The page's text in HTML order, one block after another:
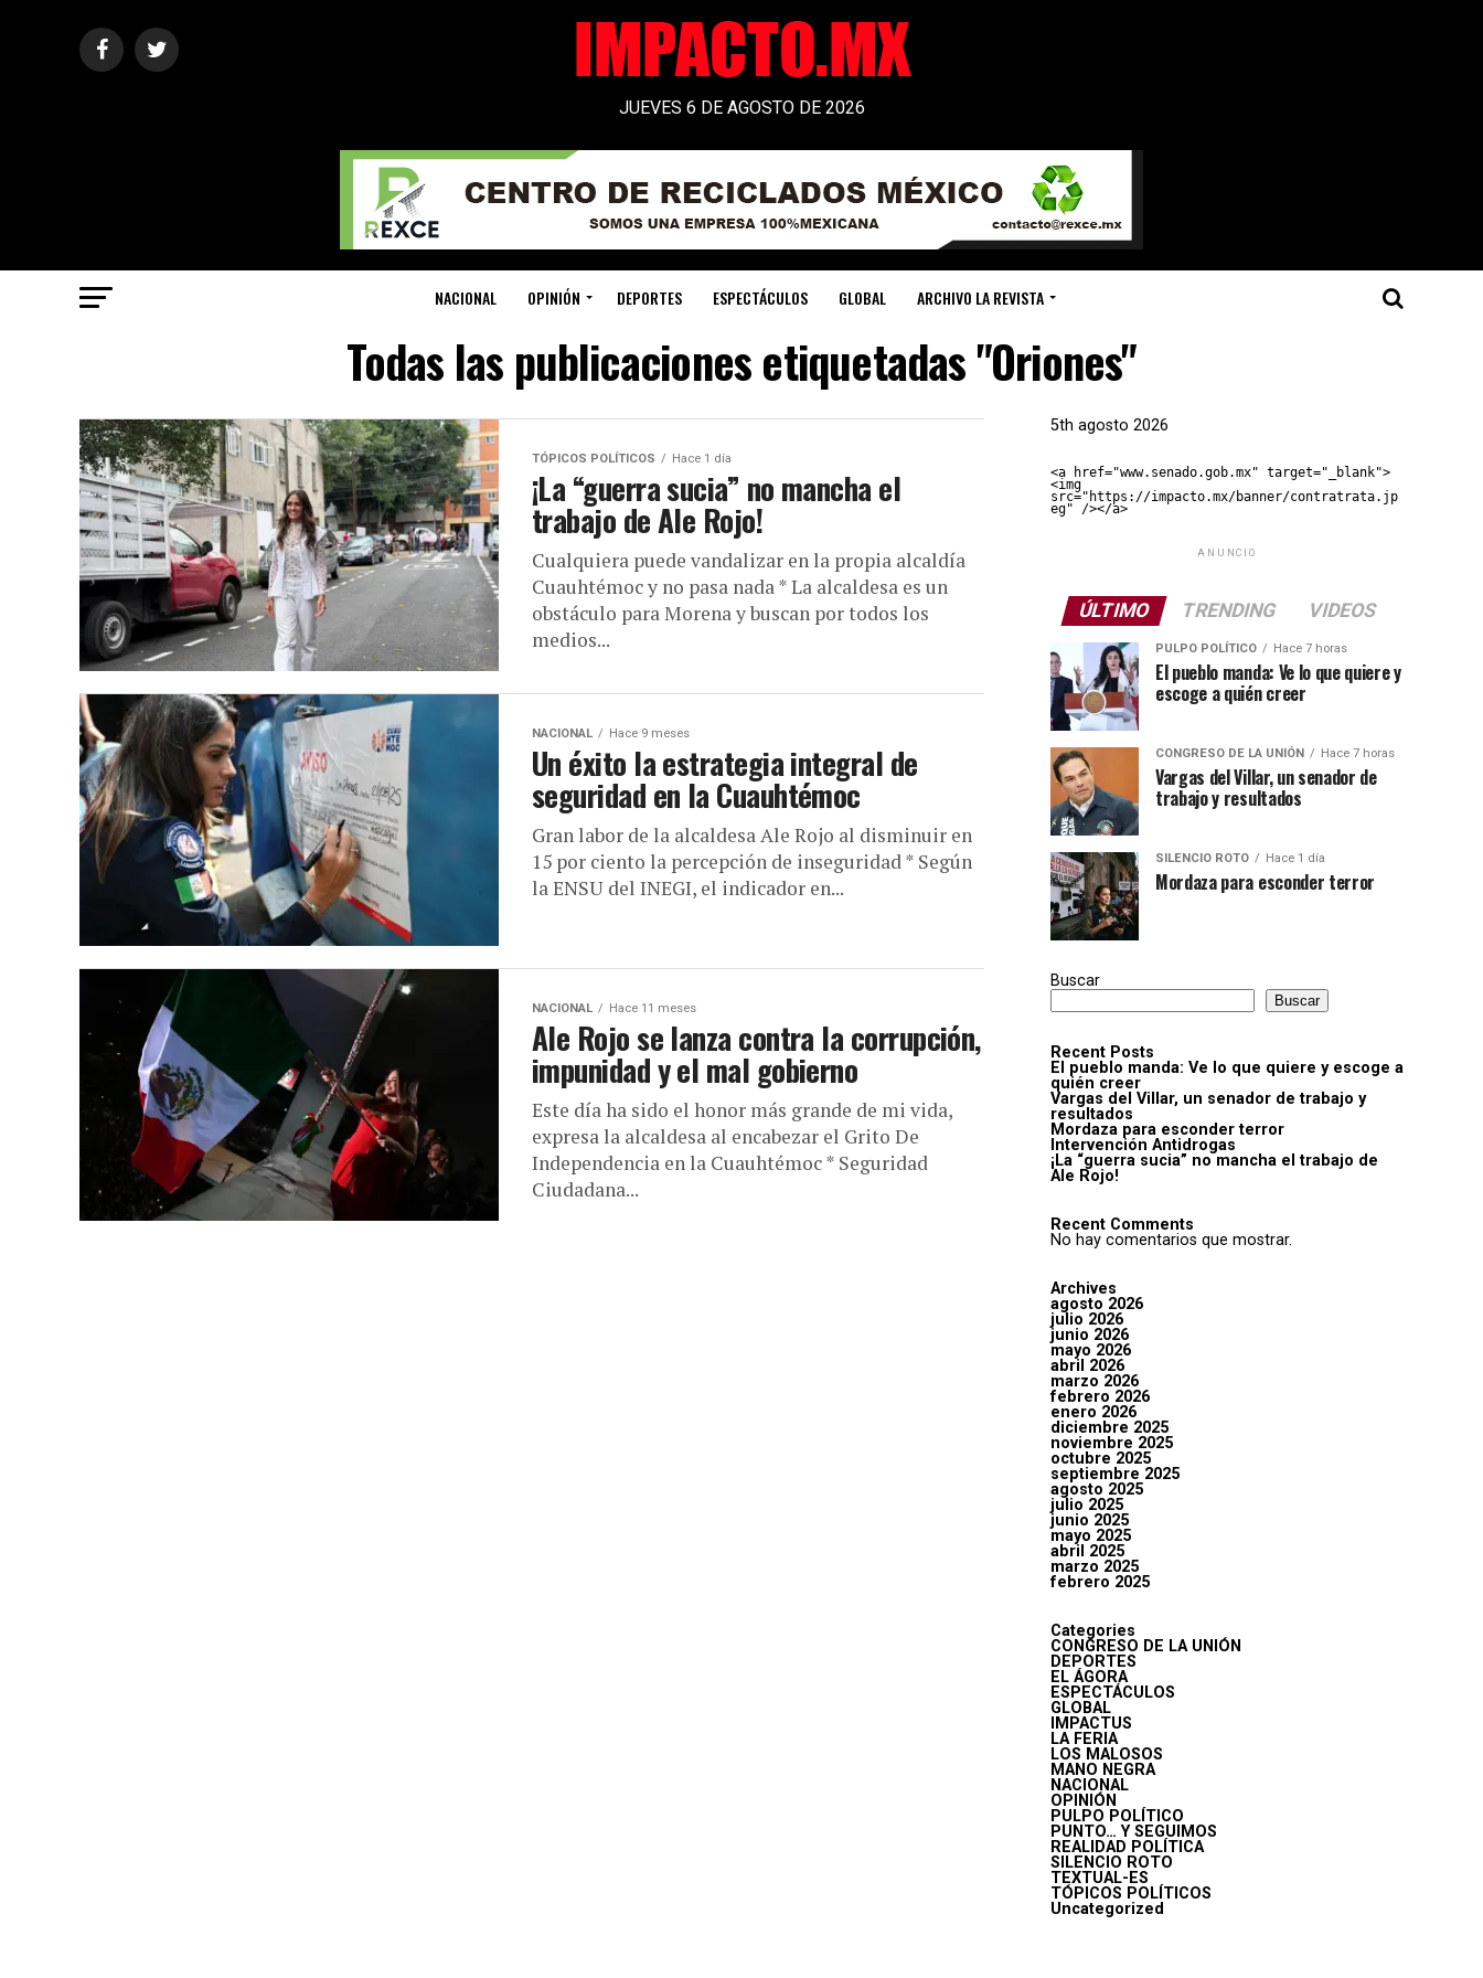
JUEVES 6 DE AGOSTO DE 2026
NACIONAL OPINIÓN DEPORTES ESPECTÁCULOS GLOBAL ARCHIVO LA REVISTA
Todas las publicaciones etiquetadas "Oriones"
TÓPICOS POLÍTICOS Hace 1 día
¡La “guerra sucia” no mancha el
trabajo de Ale Rojo!
Cualquiera puede vandalizar en la propia alcaldía
Cuauhtémoc y no pasa nada * La alcaldesa es un
obstáculo para Morena y buscan por todos los
medios...
NACIONAL Hace 9 meses
Un éxito la estrategia integral de
seguridad en la Cuauhtémoc
Gran labor de la alcaldesa Ale Rojo al disminuir en
15 por ciento la percepción de inseguridad * Según
la ENSU del INEGI, el indicador en...
NACIONAL Hace 11 meses
Ale Rojo se lanza contra la corrupción,
impunidad y el mal gobierno
Este día ha sido el honor más grande de mi vida,
expresa la alcaldesa al encabezar el Grito De
Independencia en la Cuauhtémoc * Seguridad
Ciudadana...
5th agosto 2026
<a href="www.senado.gob.mx" target="_blank">
<img
src="https://impacto.mx/banner/contratrata.jp
eg" /></a>
ANUNCIO
ÚLTIMO TRENDING VIDEOS
PULPO POLÍTICO Hace 7 horas
El pueblo manda: Ve lo que quiere y
escoge a quién creer
CONGRESO DE LA UNIÓN Hace 7 horas
Vargas del Villar, un senador de
trabajo y resultados
SILENCIO ROTO Hace 1 día
Mordaza para esconder terror
Buscar
Buscar
Recent Posts
El pueblo manda: Ve lo que quiere y escoge a
quién creer
Vargas del Villar, un senador de trabajo y
resultados
Mordaza para esconder terror
Intervención Antidrogas
¡La “guerra sucia” no mancha el trabajo de
Ale Rojo!
Recent Comments
No hay comentarios que mostrar.
Archives
agosto 2026
julio 2026
junio 2026
mayo 2026
abril 2026
marzo 2026
febrero 2026
enero 2026
diciembre 2025
noviembre 2025
octubre 2025
septiembre 2025
agosto 2025
julio 2025
junio 2025
mayo 2025
abril 2025
marzo 2025
febrero 2025
Categories
CONGRESO DE LA UNIÓN
DEPORTES
EL ÁGORA
ESPECTÁCULOS
GLOBAL
IMPACTUS
LA FERIA
LOS MALOSOS
MANO NEGRA
NACIONAL
OPINIÓN
PULPO POLÍTICO
PUNTO… Y SEGUIMOS
REALIDAD POLÍTICA
SILENCIO ROTO
TEXTUAL-ES
TÓPICOS POLÍTICOS
Uncategorized